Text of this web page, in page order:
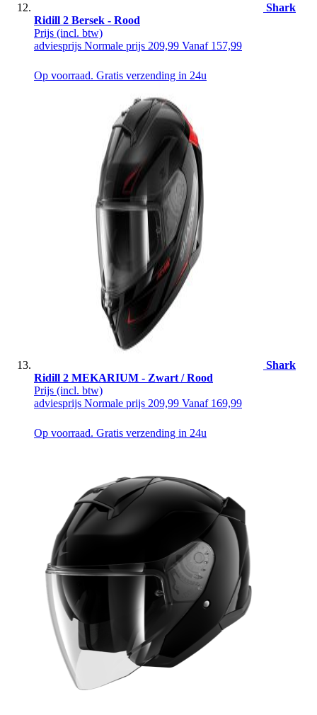
Shark
Ridill 2 Bersek - Rood
Prijs (incl. btw)
adviesprijs Normale prijs 209,99 Vanaf 157,99
Op voorraad. Gratis verzending in 24u
Shark
Ridill 2 MEKARIUM - Zwart / Rood
Prijs (incl. btw)
adviesprijs Normale prijs 209,99 Vanaf 169,99
Op voorraad. Gratis verzending in 24u